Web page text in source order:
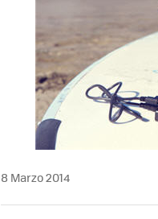
8 Marzo 2014